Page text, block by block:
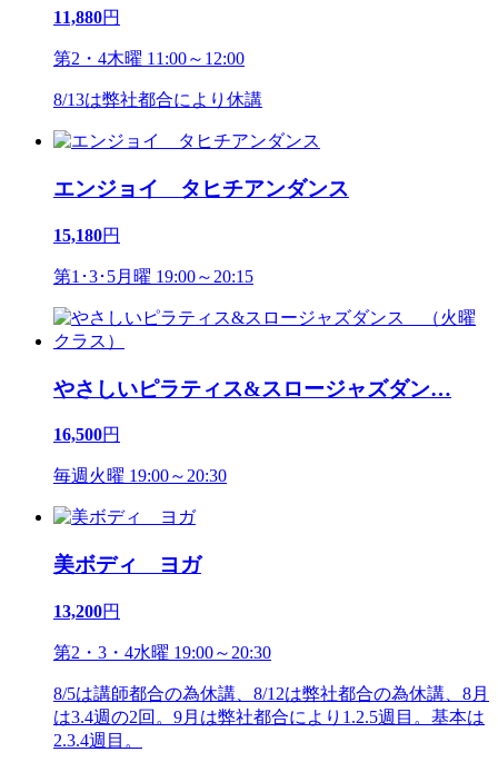
11,880円
第2・4木曜 11:00～12:00
8/13は弊社都合により休講
エンジョイ タヒチアンダンス
15,180円
第1･3･5月曜 19:00～20:15
やさしいピラティス&スロージャズダン…
16,500円
毎週火曜 19:00～20:30
美ボディ ヨガ
13,200円
第2・3・4水曜 19:00～20:30
8/5は講師都合の為休講、8/12は弊社都合の為休講、8月
は3.4週の2回。9月は弊社都合により1.2.5週目。基本は
2.3.4週目。